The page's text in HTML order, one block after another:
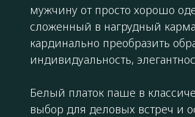
мужчину от просто хорошо
сложенный в нагрудный
кардинально преобразить
индивидуальность,
Белый платок паше в
выбор для деловых встреч и